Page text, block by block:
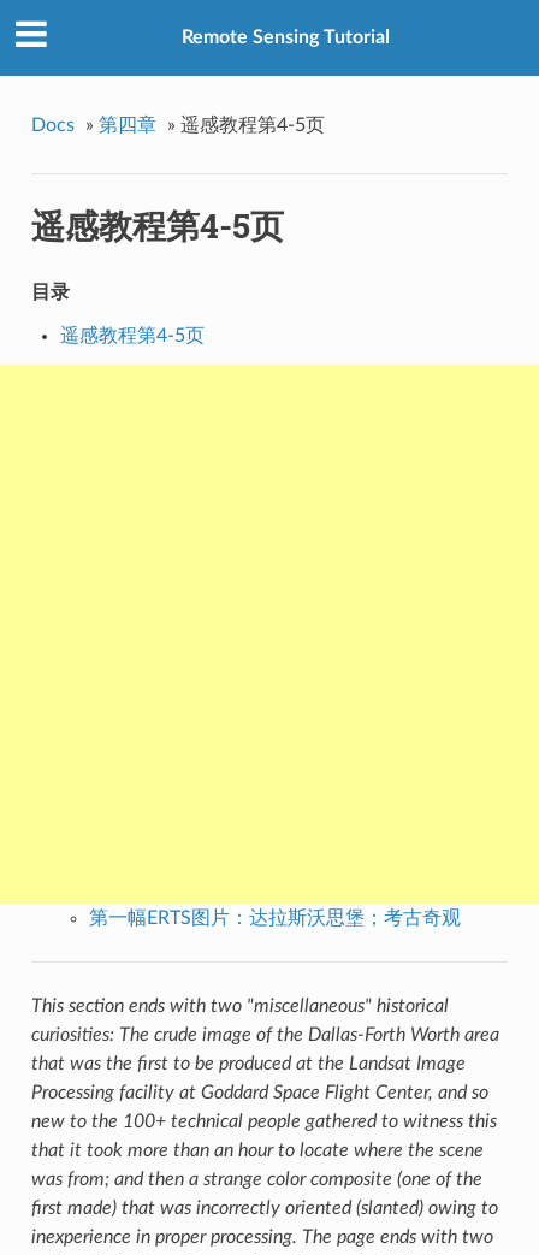
Remote Sensing Tutorial
Docs » 第四章 » 遥感教程第4-5页
遥感教程第4-5页
目录
遥感教程第4-5页
第一幅ERTS图片：达拉斯沃思堡；考古奇观
This section ends with two "miscellaneous" historical
curiosities: The crude image of the Dallas-Forth Worth area
that was the first to be produced at the Landsat Image
Processing facility at Goddard Space Flight Center, and so
new to the 100+ technical people gathered to witness this
that it took more than an hour to locate where the scene
was from; and then a strange color composite (one of the
first made) that was incorrectly oriented (slanted) owing to
inexperience in proper processing. The page ends with two